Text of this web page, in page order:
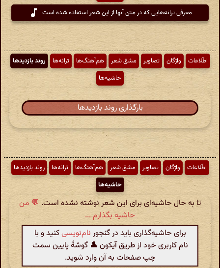
معرفی ترانه‌هایی که در متن آنها از این شعر استفاده شده است
اطّلاعات واژگان تصاویر مشق شعر هم‌آهنگ‌ها ترانه‌ها
روند بازدیدها
حاشیه‌ها
بارگذاری روند بازدیدها
اطّلاعات واژگان تصاویر مشق شعر هم‌آهنگ‌ها ترانه‌ها
روند بازدیدها
حاشیه‌ها
تا به حال حاشیه‌ای برای این شعر نوشته نشده است. 💬 من
حاشیه بگذارم ...
برای حاشیه‌گذاری باید در گنجور نام‌نویسیکنید و با
نام کاربری خود از طریق آیکون 👤 گوشهٔ پایین سمت
چپ صفحات به آن وارد شوید.